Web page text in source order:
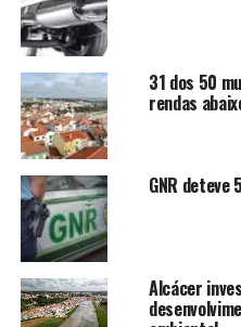
31 dos 50
rendas
GNR deteve
Alcácer